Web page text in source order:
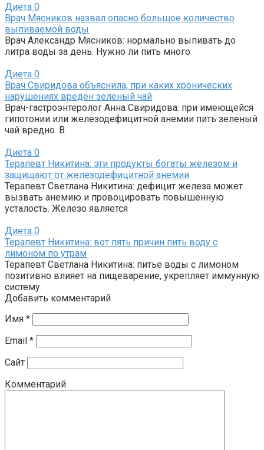
Диета 0
Врач Мясников назвал опасно большое количество
выпиваемой воды
Врач Александр Мясников: нормально выпивать до
литра воды за день. Нужно ли пить много
Диета 0
Врач Свиридова объяснила, при каких хронических
нарушениях вреден зеленый чай
Врач-гастроэнтеролог Анна Свиридова: при имеющейся
гипотонии или железодефицитной анемии пить зеленый
чай вредно. В
Диета 0
Терапевт Никитина: эти продукты богаты железом и
защищают от железодефицитной анемии
Терапевт Светлана Никитина: дефицит железа может
вызвать анемию и провоцировать повышенную
усталость. Железо является
Диета 0
Терапевт Никитина: вот пять причин пить воду с
лимоном по утрам
Терапевт Светлана Никитина: питье воды с лимоном
позитивно влияет на пищеварение, укрепляет иммунную
систему.
Добавить комментарий
Имя *
Email *
Сайт
Комментарий